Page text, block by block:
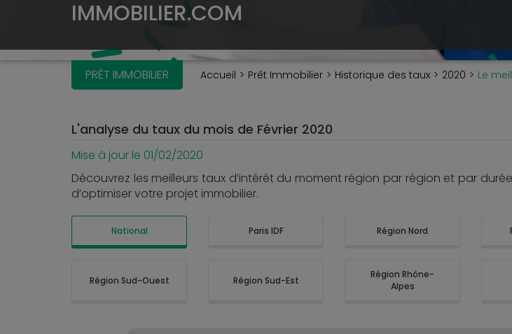
IMMOBILIER.COM
PRÊT IMMOBILIER Accueil Prêt Immobilier Historique des taux 2020 Le
L'analyse du taux du mois de Février 2020
Mise à jour le 01/02/2020
Découvrez les meilleurs taux d’intérêt du moment région par région et par
d’optimiser votre projet immobilier.
National Paris IDF Région Nord
Région Sud-Ouest Région Sud-Est
Région Rhône-
Alpes